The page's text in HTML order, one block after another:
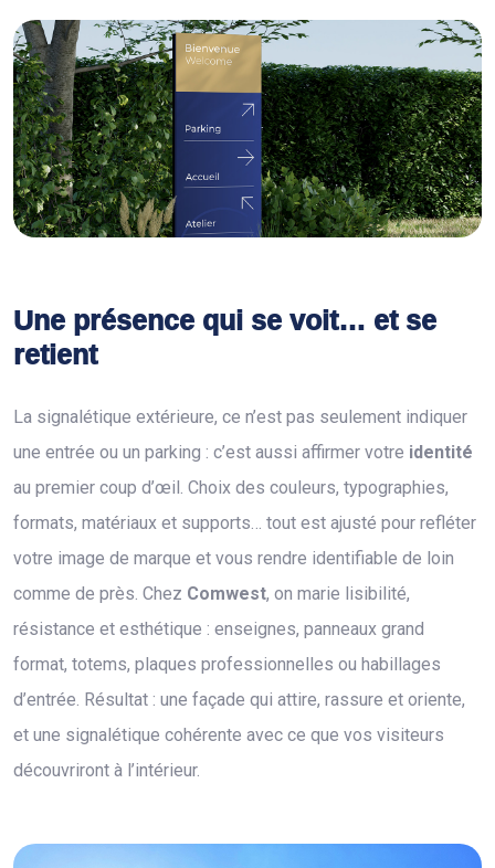
Une présence qui se voit… et se
retient
La signalétique extérieure, ce n’est pas seulement indiquer
une entrée ou un parking : c’est aussi affirmer votre identité
au premier coup d’œil. Choix des couleurs, typographies,
formats, matériaux et supports… tout est ajusté pour refléter
votre image de marque et vous rendre identifiable de loin
comme de près. Chez Comwest, on marie lisibilité,
résistance et esthétique : enseignes, panneaux grand
format, totems, plaques professionnelles ou habillages
d’entrée. Résultat : une façade qui attire, rassure et oriente,
et une signalétique cohérente avec ce que vos visiteurs
découvriront à l’intérieur.